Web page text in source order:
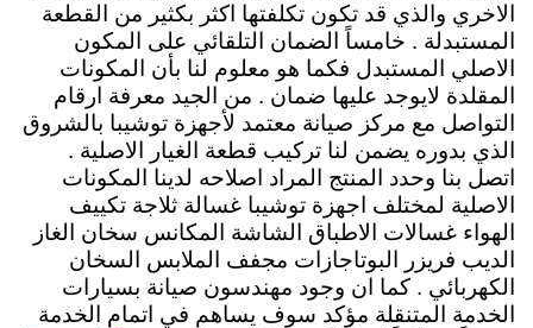
الاخري والذي قد تكون تكلفتها اكثر بكثير من القطعة
المستبدلة . خامساً الضمان التلقائي على المكون
الاصلي المستبدل فكما هو معلوم لنا بأن المكونات
المقلدة لايوجد عليها ضمان . من الجيد معرفة ارقام
التواصل مع مركز صيانة معتمد لأجهزة توشيبا بالشروق
الذي بدوره يضمن لنا تركيب قطعة الغيار الاصلية .
اتصل بنا وحدد المنتج المراد اصلاحه لدينا المكونات
الاصلية لمختلف اجهزة توشيبا غسالة ثلاجة تكييف
الهواء غسالات الاطباق الشاشة المكانس سخان الغاز
الديب فريزر البوتاجازات مجفف الملابس السخان
الكهربائي . كما ان وجود مهندسون صيانة بسيارات
الخدمة المتنقلة مؤكد سوف يساهم في اتمام الخدمة